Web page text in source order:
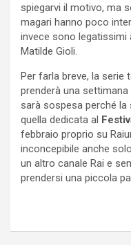
spiegarvi il motivo, ma
magari hanno poco
invece sono legatissimi
Matilde Gioli.
Per farla breve, la serie
prenderà una
sarà sospesa perché
quella dedicata al
febbraio proprio su
inconcepibile anche
un altro canale Rai e
prendersi una piccola